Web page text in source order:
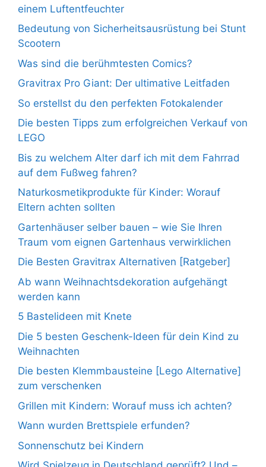
einem Luftentfeuchter
Bedeutung von Sicherheitsausrüstung bei Stunt
Scootern
Was sind die berühmtesten Comics?
Gravitrax Pro Giant: Der ultimative Leitfaden
So erstellst du den perfekten Fotokalender
Die besten Tipps zum erfolgreichen Verkauf von
LEGO
Bis zu welchem Alter darf ich mit dem Fahrrad
auf dem Fußweg fahren?
Naturkosmetikprodukte für Kinder: Worauf
Eltern achten sollten
Gartenhäuser selber bauen – wie Sie Ihren
Traum vom eignen Gartenhaus verwirklichen
Die Besten Gravitrax Alternativen [Ratgeber]
Ab wann Weihnachtsdekoration aufgehängt
werden kann
5 Bastelideen mit Knete
Die 5 besten Geschenk-Ideen für dein Kind zu
Weihnachten
Die besten Klemmbausteine [Lego Alternative]
zum verschenken
Grillen mit Kindern: Worauf muss ich achten?
Wann wurden Brettspiele erfunden?
Sonnenschutz bei Kindern